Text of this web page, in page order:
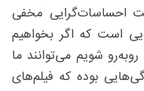
احساسات‌گرایی مخفی
است که اگر بخواهیم
شویم می‌توانند ما
بوده که فیلم‌های